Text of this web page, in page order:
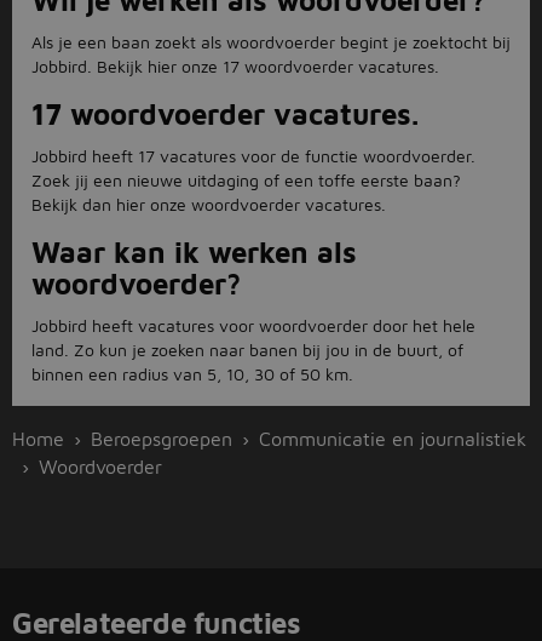
Als je een baan zoekt als woordvoerder begint je zoektocht bij
Jobbird. Bekijk hier onze 17 woordvoerder vacatures.
17 woordvoerder vacatures.
Jobbird heeft 17 vacatures voor de functie woordvoerder.
Zoek jij een nieuwe uitdaging of een toffe eerste baan?
Bekijk dan hier onze woordvoerder vacatures.
Waar kan ik werken als
woordvoerder?
Jobbird heeft vacatures voor woordvoerder door het hele
land. Zo kun je zoeken naar banen bij jou in de buurt, of
binnen een radius van 5, 10, 30 of 50 km.
Home Beroepsgroepen
Communicatie en journalistiek
Woordvoerder
Gerelateerde functies